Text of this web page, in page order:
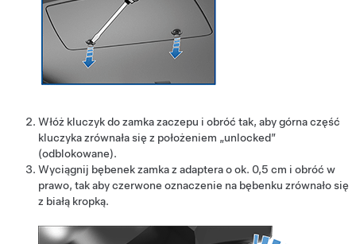
Włóż kluczyk do zamka zaczepu i obróć tak, aby górna część
kluczyka zrównała się z położeniem „unlocked”
(odblokowane).
Wyciągnij bębenek zamka z adaptera o ok. 0,5 cm i obróć w
prawo, tak aby czerwone oznaczenie na bębenku zrównało się
z białą kropką.